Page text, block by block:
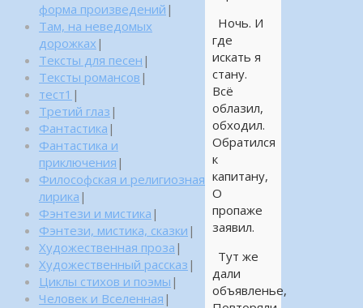
Ночь. И
где
искать я
стану.
Всё
облазил,
обходил.
Обратился
к
капитану,
О
пропаже
заявил.
Тут же
дали
объявленье,
форма произведений |
Там, на неведомых
дорожках |
Тексты для песен |
Тексты романсов |
тест1 |
Третий глаз |
Фантастика |
Фантастика и
приключения |
Философская и религиозная
лирика |
Фэнтези и мистика |
Фэнтези, мистика, сказки |
Художественная проза |
Художественный рассказ |
Циклы стихов и поэмы |
Человек и Вселенная |